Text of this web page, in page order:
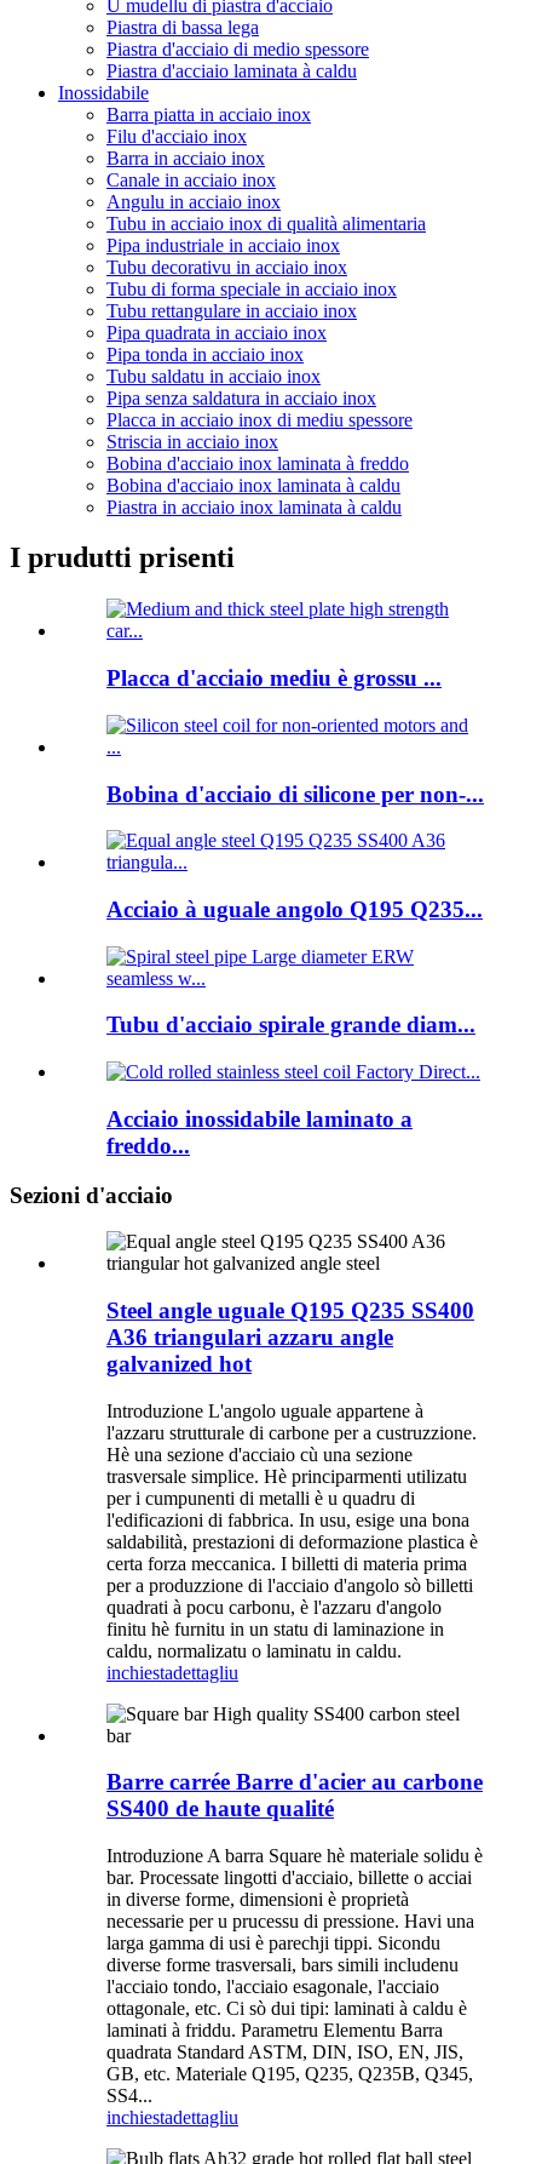
U mudellu di piastra d'acciaio
Piastra di bassa lega
Piastra d'acciaio di medio spessore
Piastra d'acciaio laminata à caldu
Inossidabile
Barra piatta in acciaio inox
Filu d'acciaio inox
Barra in acciaio inox
Canale in acciaio inox
Angulu in acciaio inox
Tubu in acciaio inox di qualità alimentaria
Pipa industriale in acciaio inox
Tubu decorativu in acciaio inox
Tubu di forma speciale in acciaio inox
Tubu rettangulare in acciaio inox
Pipa quadrata in acciaio inox
Pipa tonda in acciaio inox
Tubu saldatu in acciaio inox
Pipa senza saldatura in acciaio inox
Placca in acciaio inox di mediu spessore
Striscia in acciaio inox
Bobina d'acciaio inox laminata à freddo
Bobina d'acciaio inox laminata à caldu
Piastra in acciaio inox laminata à caldu
I prudutti prisenti
Placca d'acciaio mediu è grossu ...
Bobina d'acciaio di silicone per non-...
Acciaio à uguale angolo Q195 Q235...
Tubu d'acciaio spirale grande diam...
Acciaio inossidabile laminato a
freddo...
Sezioni d'acciaio
Steel angle uguale Q195 Q235 SS400
A36 triangulari azzaru angle
galvanized hot
Introduzione L'angolo uguale appartene à
l'azzaru strutturale di carbone per a custruzzione.
Hè una sezione d'acciaio cù una sezione
trasversale simplice. Hè principarmenti utilizatu
per i cumpunenti di metalli è u quadru di
l'edificazioni di fabbrica. In usu, esige una bona
saldabilità, prestazioni di deformazione plastica è
certa forza meccanica. I billetti di materia prima
per a produzzione di l'acciaio d'angolo sò billetti
quadrati à pocu carbonu, è l'azzaru d'angolo
finitu hè furnitu in un statu di laminazione in
caldu, normalizatu o laminatu in caldu.
inchiestadettagliu
Barre carrée Barre d'acier au carbone
SS400 de haute qualité
Introduzione A barra Square hè materiale solidu è
bar. Processate lingotti d'acciaio, billette o acciai
in diverse forme, dimensioni è proprietà
necessarie per u prucessu di pressione. Havi una
larga gamma di usi è parechji tippi. Sicondu
diverse forme trasversali, bars simili includenu
l'acciaio tondo, l'acciaio esagonale, l'acciaio
ottagonale, etc. Ci sò dui tipi: laminati à caldu è
laminati à friddu. Parametru Elementu Barra
quadrata Standard ASTM, DIN, ISO, EN, JIS,
GB, etc. Materiale Q195, Q235, Q235B, Q345,
SS4...
inchiestadettagliu